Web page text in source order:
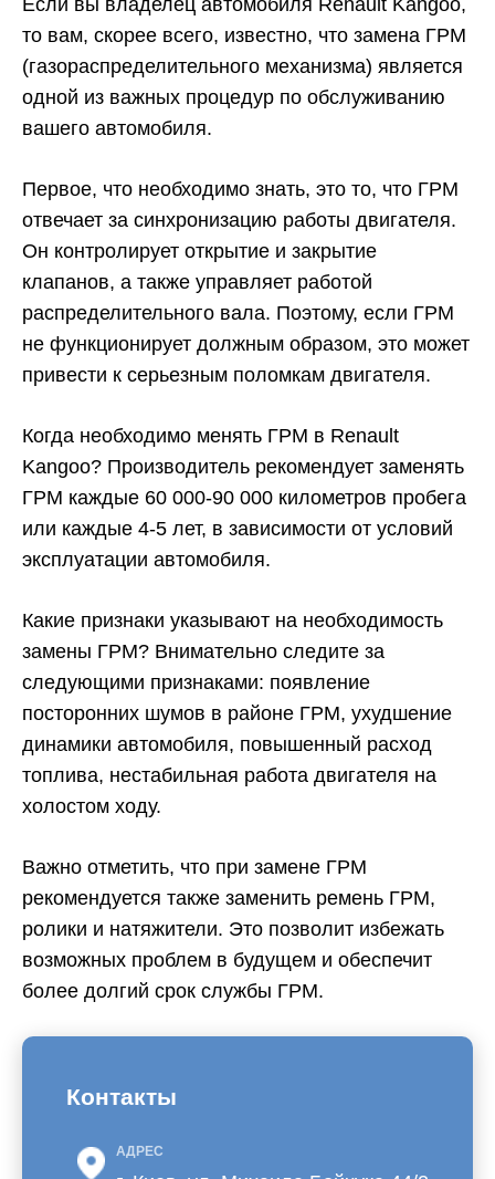
то вам, скорее всего, известно, что замена ГРМ
(газораспределительного механизма) является
одной из важных процедур по обслуживанию
вашего автомобиля.
Первое, что необходимо знать, это то, что ГРМ
отвечает за синхронизацию работы двигателя.
Он контролирует открытие и закрытие
клапанов, а также управляет работой
распределительного вала. Поэтому, если ГРМ
не функционирует должным образом, это может
привести к серьезным поломкам двигателя.
Когда необходимо менять ГРМ в Renault
Kangoo? Производитель рекомендует заменять
ГРМ каждые 60 000-90 000 километров пробега
или каждые 4-5 лет, в зависимости от условий
эксплуатации автомобиля.
Какие признаки указывают на необходимость
замены ГРМ? Внимательно следите за
следующими признаками: появление
посторонних шумов в районе ГРМ, ухудшение
динамики автомобиля, повышенный расход
топлива, нестабильная работа двигателя на
холостом ходу.
Важно отметить, что при замене ГРМ
рекомендуется также заменить ремень ГРМ,
ролики и натяжители. Это позволит избежать
возможных проблем в будущем и обеспечит
более долгий срок службы ГРМ.
Контакты
АДРЕС